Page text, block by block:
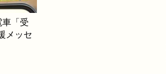
「受
メッセ